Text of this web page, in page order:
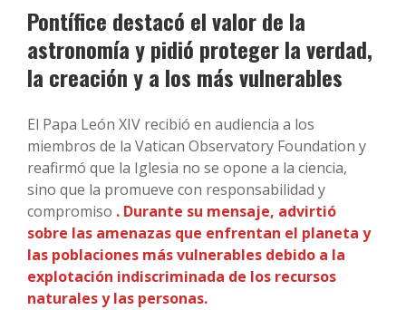
Pontífice destacó el valor de la
astronomía y pidió proteger la verdad,
la creación y a los más vulnerables
El Papa León XIV recibió en audiencia a los
miembros de la Vatican Observatory Foundation y
reafirmó que la Iglesia no se opone a la ciencia,
sino que la promueve con responsabilidad y
compromiso . Durante su mensaje, advirtió
sobre las amenazas que enfrentan el planeta y
las poblaciones más vulnerables debido a la
explotación indiscriminada de los recursos
naturales y las personas.